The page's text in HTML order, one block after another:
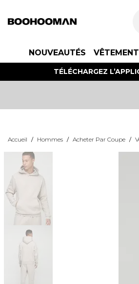
NOUVEAUTÉS
TÉLÉCHARGEZ
Accueil / Hommes / Acheter Par Coupe /